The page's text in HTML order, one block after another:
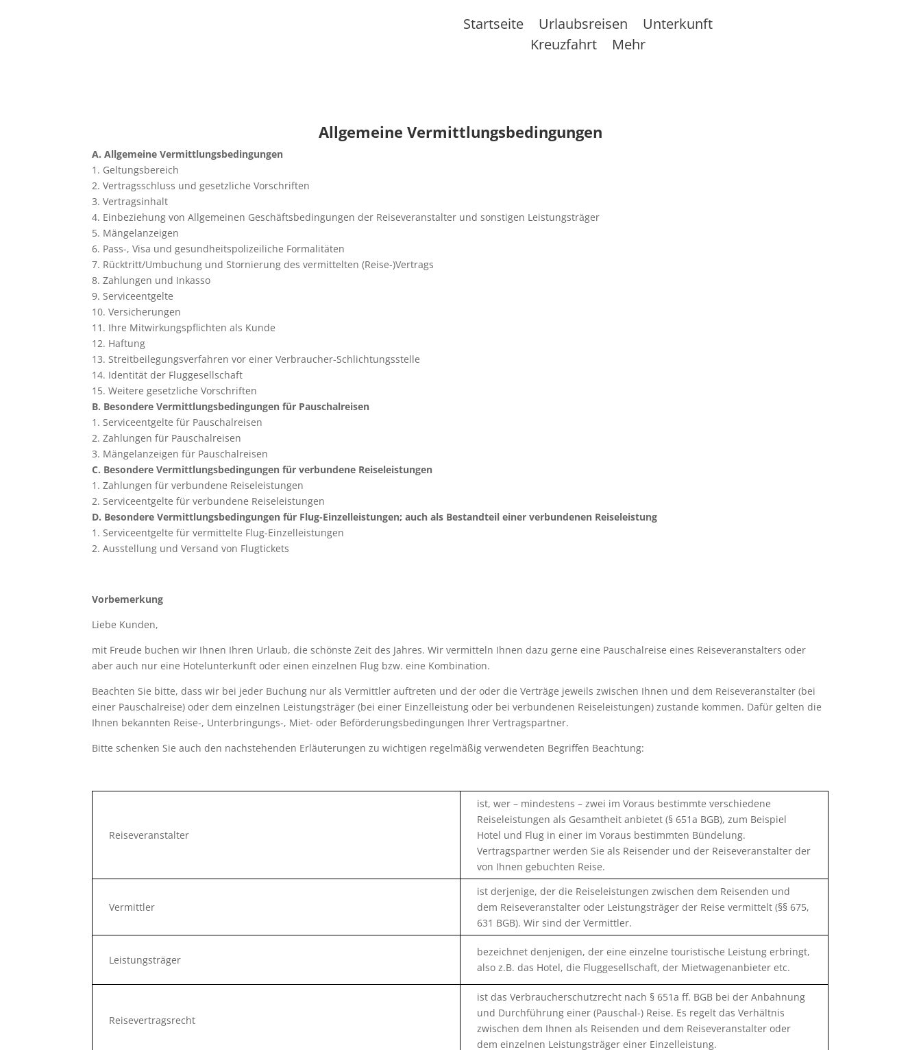
Startseite Urlaubsreisen
Unterkunft
Kreuzfahrt
Mehr
Allgemeine Vermittlungsbedingungen
A. Allgemeine Vermittlungsbedingungen
1. Geltungsbereich
2. Vertragsschluss und gesetzliche Vorschriften
3. Vertragsinhalt
4. Einbeziehung von Allgemeinen Geschäftsbedingungen der Reiseveranstalter und sonstigen Leistungsträger
5. Mängelanzeigen
6. Pass-, Visa und gesundheitspolizeiliche Formalitäten
7. Rücktritt/Umbuchung und Stornierung des vermittelten (Reise-)Vertrags
8. Zahlungen und Inkasso
9. Serviceentgelte
10. Versicherungen
11. Ihre Mitwirkungspflichten als Kunde
12. Haftung
13. Streitbeilegungsverfahren vor einer Verbraucher-Schlichtungsstelle
14. Identität der Fluggesellschaft
15. Weitere gesetzliche Vorschriften
B. Besondere Vermittlungsbedingungen für Pauschalreisen
1. Serviceentgelte für Pauschalreisen
2. Zahlungen für Pauschalreisen
3. Mängelanzeigen für Pauschalreisen
C. Besondere Vermittlungsbedingungen für verbundene Reiseleistungen
1. Zahlungen für verbundene Reiseleistungen
2. Serviceentgelte für verbundene Reiseleistungen
D. Besondere Vermittlungsbedingungen für Flug-Einzelleistungen; auch als Bestandteil einer verbundenen Reiseleistung
1. Serviceentgelte für vermittelte Flug-Einzelleistungen
2. Ausstellung und Versand von Flugtickets
Vorbemerkung
Liebe Kunden,
mit Freude buchen wir Ihnen Ihren Urlaub, die schönste Zeit des Jahres. Wir vermitteln Ihnen dazu gerne eine Pauschalreise eines Reiseveranstalters oder
aber auch nur eine Hotelunterkunft oder einen einzelnen Flug bzw. eine Kombination.
Beachten Sie bitte, dass wir bei jeder Buchung nur als Vermittler auftreten und der oder die Verträge jeweils zwischen Ihnen und dem Reiseveranstalter (bei
einer Pauschalreise) oder dem einzelnen Leistungsträger (bei einer Einzelleistung oder bei verbundenen Reiseleistungen) zustande kommen. Dafür gelten die
Ihnen bekannten Reise-, Unterbringungs-, Miet- oder Beförderungsbedingungen Ihrer Vertragspartner.
Bitte schenken Sie auch den nachstehenden Erläuterungen zu wichtigen regelmäßig verwendeten Begriffen Beachtung:
Reiseveranstalter
ist, wer – mindestens – zwei im Voraus bestimmte verschiedene
Reiseleistungen als Gesamtheit anbietet (§ 651a BGB), zum Beispiel
Hotel und Flug in einer im Voraus bestimmten Bündelung.
Vertragspartner werden Sie als Reisender und der Reiseveranstalter der
von Ihnen gebuchten Reise.
Vermittler
ist derjenige, der die Reiseleistungen zwischen dem Reisenden und
dem Reiseveranstalter oder Leistungsträger der Reise vermittelt (§§ 675,
631 BGB). Wir sind der Vermittler.
Leistungsträger
bezeichnet denjenigen, der eine einzelne touristische Leistung erbringt,
also z.B. das Hotel, die Fluggesellschaft, der Mietwagenanbieter etc.
Reisevertragsrecht
ist das Verbraucherschutzrecht nach § 651a ff. BGB bei der Anbahnung
und Durchführung einer (Pauschal-) Reise. Es regelt das Verhältnis
zwischen dem Ihnen als Reisenden und dem Reiseveranstalter oder
dem einzelnen Leistungsträger einer Einzelleistung.